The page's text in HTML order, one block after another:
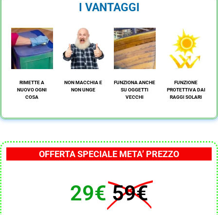
I VANTAGGI
RIMETTE A
NUOVO OGNI
COSA
NON MACCHIA E
NON UNGE
FUNZIONA ANCHE
SU OGGETTI
VECCHI
FUNZIONE
PROTETTIVA DAI
RAGGI SOLARI
OFFERTA SPECIALE META’ PREZZO
29€ 59€